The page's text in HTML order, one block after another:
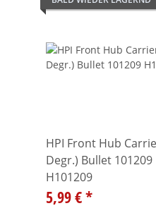
HPI Front Hub
Degr.) Bullet 101209
H101209
5,99 €*